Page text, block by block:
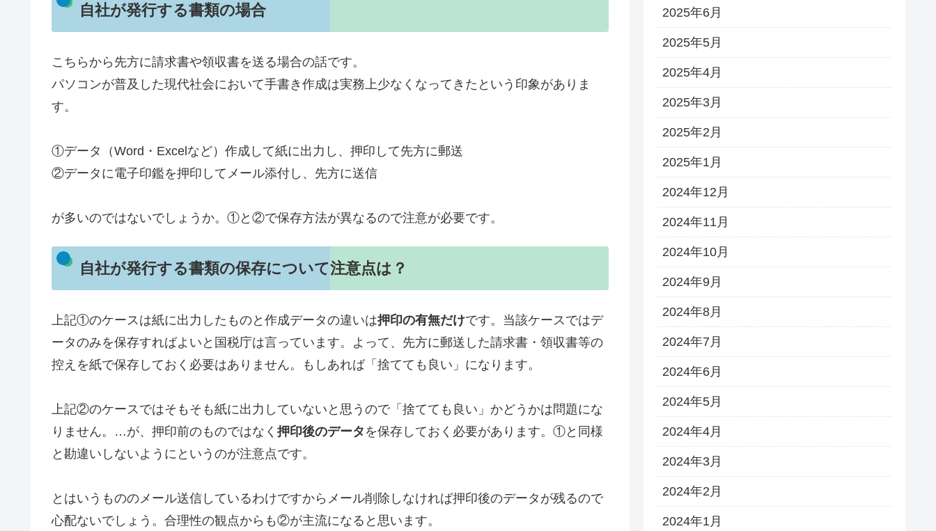
自社が発行する書類の場合
こちらから先方に請求書や領収書を送る場合の話です。
パソコンが普及した現代社会において手書き作成は実務上少なくなってきたという印象がありま
す。
①データ（Word・Excelなど）作成して紙に出力し、押印して先方に郵送
②データに電子印鑑を押印してメール添付し、先方に送信
が多いのではないでしょうか。①と②で保存方法が異なるので注意が必要です。
自社が発行する書類の保存について注意点は？
上記①のケースは紙に出力したものと作成データの違いは押印の有無だけです。当該ケースではデ
ータのみを保存すればよいと国税庁は言っています。よって、先方に郵送した請求書・領収書等の
控えを紙で保存しておく必要はありません。もしあれば「捨てても良い」になります。
上記②のケースではそもそも紙に出力していないと思うので「捨てても良い」かどうかは問題にな
りません。…が、押印前のものではなく 押印後のデータ を保存しておく必要があります。①と同様
と勘違いしないようにというのが注意点です。
とはいうもののメール送信しているわけですからメール削除しなければ押印後のデータが残るので
心配ないでしょう。合理性の観点からも②が主流になると思います。
2025年6月
2025年5月
2025年4月
2025年3月
2025年2月
2025年1月
2024年12月
2024年11月
2024年10月
2024年9月
2024年8月
2024年7月
2024年6月
2024年5月
2024年4月
2024年3月
2024年2月
2024年1月